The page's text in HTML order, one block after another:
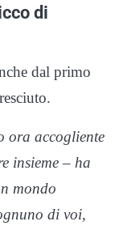
di
dal primo
ora accogliente
insieme – ha
mondo
di voi,